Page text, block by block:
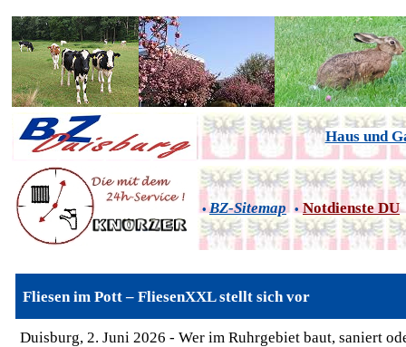
Haus und
•BZ-Sitemap • Notdienste DU
Fliesen im Pott – FliesenXXL stellt sich vor
Duisburg, 2. Juni 2026 - Wer im Ruhrgebiet baut, saniert